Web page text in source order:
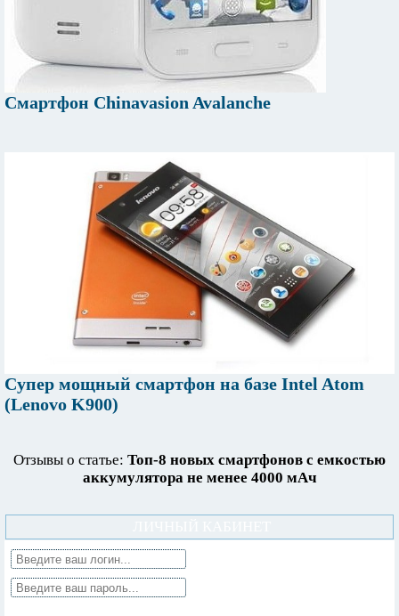
Смартфон Chinavasion Avalanche
Cупер мощный смартфон на базе Intel Atom
(Lenovo K900)
Отзывы о статье: Топ-8 новых смартфонов с емкостью
аккумулятора не менее 4000 мАч